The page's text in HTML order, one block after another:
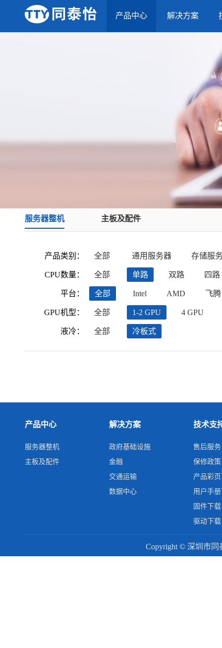
产品中心 解决方案
服务器整机 主板及配件
产品类别：
CPU数量：
平台：
GPU机型：
液冷：
全部 通用服务器 存储服
全部 单路 双路 四路
全部 Intel AMD 飞腾
全部 1-2 GPU 4 GPU
全部 冷板式
产品中心
服务器整机
主板及配件
解决方案
政府基础设施
金融
交通运输
数据中心
技术支
售后服务
保修政策
产品彩
用户手
固件下载
驱动下载
Copyright © 深圳市同